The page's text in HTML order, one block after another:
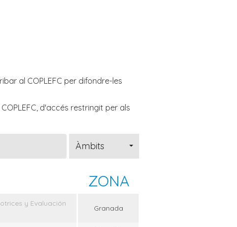
al COPLEFC per difondre-les
d'accés restringit per als
Àmbits
ZONA
y Evaluación
Granada